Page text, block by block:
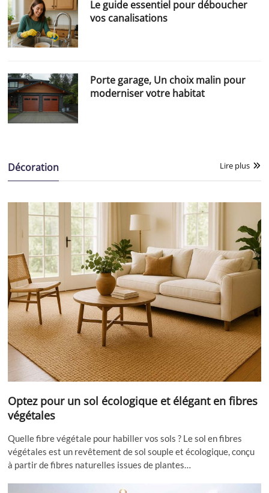
Le guide essentiel pour déboucher
vos canalisations
Porte garage, Un choix malin pour
moderniser votre habitat
Décoration Lire plus
Optez pour un sol écologique et élégant en fibres
végétales
Quelle fibre végétale pour habiller vos sols ? Le sol en fibres
végétales est un revêtement de sol souple et écologique, conçu
à partir de fibres naturelles issues de plantes…